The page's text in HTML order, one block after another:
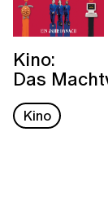
Kino:
Das
Kino